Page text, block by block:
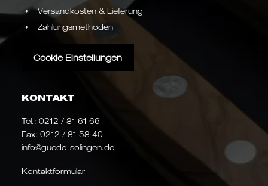
Versandkosten & Lieferung
Zahlungsmethoden
Cookie Einstellungen
KONTAKT
Tel.: 0212 / 81 61 66
Fax: 0212 / 81 58 40
info@guede-solingen.de
Kontaktformular